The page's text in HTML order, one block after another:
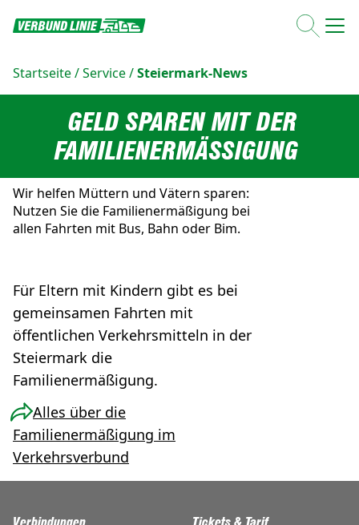
Startseite/Service/Steiermark-News
GELD SPAREN MIT DER
FAMILIENERMÄSSIGUNG
Wir helfen Müttern und Vätern sparen:
Nutzen Sie die Familienermäßigung bei
allen Fahrten mit Bus, Bahn oder Bim.
Für Eltern mit Kindern gibt es bei
gemeinsamen Fahrten mit
öffentlichen Verkehrsmitteln in der
Steiermark die
Familienermäßigung.
Alles über die
Familienermäßigung im
Verkehrsverbund